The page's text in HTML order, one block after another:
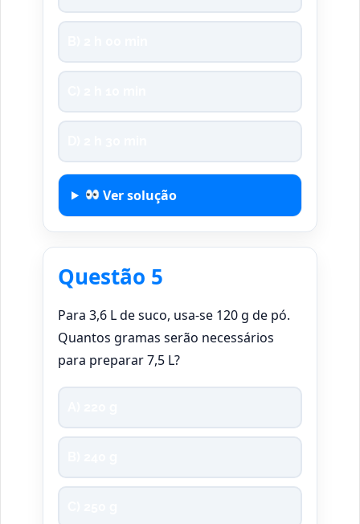
Ver solução
Questão 5
Para 3,6 L de suco, usa-se 120 g de pó.
Quantos gramas serão necessários
para preparar 7,5 L?